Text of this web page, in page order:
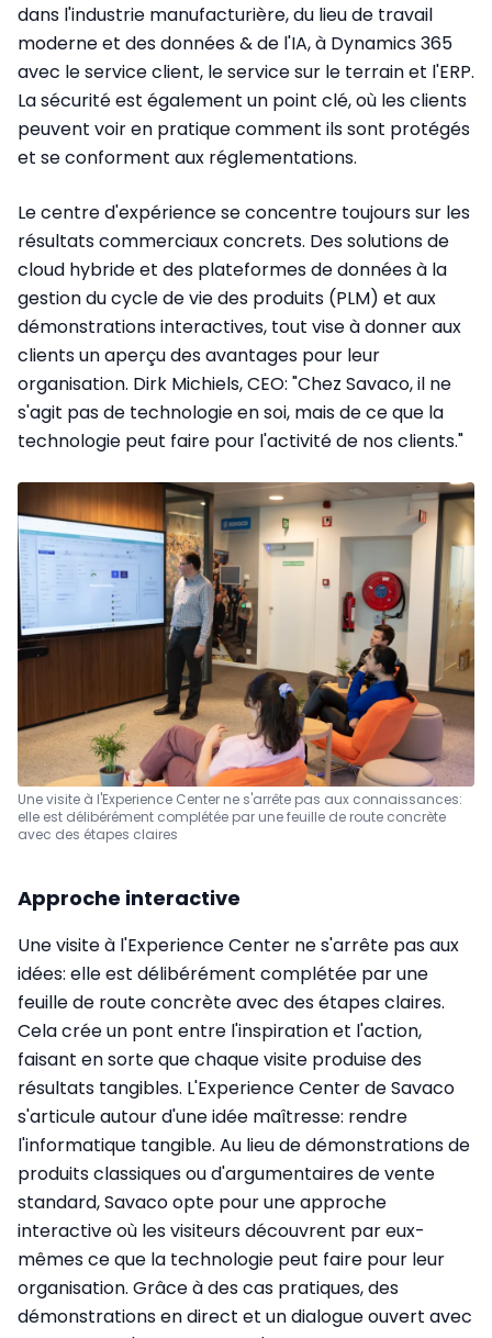
dans l'industrie manufacturière, du lieu de travail
moderne et des données & de l'IA, à Dynamics 365
avec le service client, le service sur le terrain et l'ERP.
La sécurité est également un point clé, où les clients
peuvent voir en pratique comment ils sont protégés
et se conforment aux réglementations.
Le centre d'expérience se concentre toujours sur les
résultats commerciaux concrets. Des solutions de
cloud hybride et des plateformes de données à la
gestion du cycle de vie des produits (PLM) et aux
démonstrations interactives, tout vise à donner aux
clients un aperçu des avantages pour leur
organisation. Dirk Michiels, CEO: "Chez Savaco, il ne
s'agit pas de technologie en soi, mais de ce que la
technologie peut faire pour l'activité de nos clients."
Une visite à l'Experience Center ne s'arrête pas aux connaissances:
elle est délibérément complétée par une feuille de route concrète
avec des étapes claires
Approche interactive
Une visite à l'Experience Center ne s'arrête pas aux
idées: elle est délibérément complétée par une
feuille de route concrète avec des étapes claires.
Cela crée un pont entre l'inspiration et l'action,
faisant en sorte que chaque visite produise des
résultats tangibles. L'Experience Center de Savaco
s'articule autour d'une idée maîtresse: rendre
l'informatique tangible. Au lieu de démonstrations de
produits classiques ou d'argumentaires de vente
standard, Savaco opte pour une approche
interactive où les visiteurs découvrent par eux-
mêmes ce que la technologie peut faire pour leur
organisation. Grâce à des cas pratiques, des
démonstrations en direct et un dialogue ouvert avec